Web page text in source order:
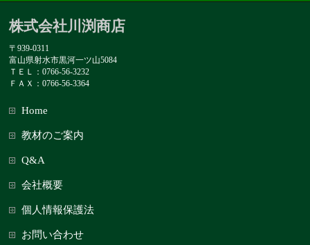
株式会社川渕商店
〒939-0311
富山県射水市黒河一ツ山5084
ＴＥＬ：0766-56-3232
ＦＡＸ：0766-56-3364
Home
教材のご案内
Q&A
会社概要
個人情報保護法
お問い合わせ